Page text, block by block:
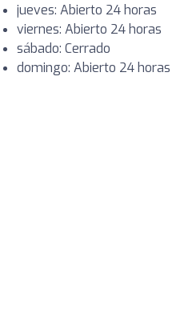
jueves: Abierto 24 horas
viernes: Abierto 24 horas
sábado: Cerrado
domingo: Abierto 24 horas